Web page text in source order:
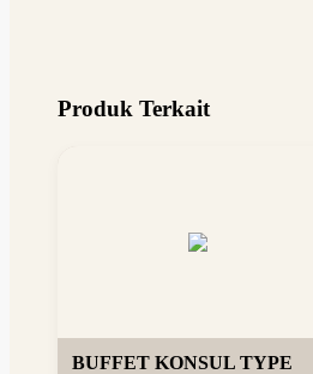
Produk Terkait
BUFFET KONSUL TYPE